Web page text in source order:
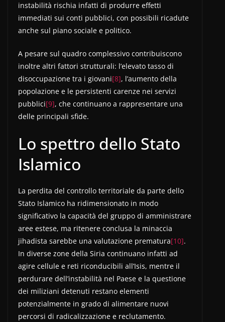
instabilità rischia infatti di produrre effetti
immediati sui conti pubblici, con possibili ricadute
anche sul piano sociale e politico.
A pesare sul quadro complessivo contribuiscono
inoltre altri fattori strutturali: l’elevato tasso di
disoccupazione tra i giovani[8], l’aumento della
popolazione e le persistenti carenze nei servizi
pubblici[9], che continuano a rappresentare una
delle principali sfide.
Lo spettro dello Stato
Islamico
La perdita del controllo territoriale da parte dello
Stato Islamico ha ridimensionato in modo
significativo la capacità del gruppo di amministrare
aree estese, ma ritenere conclusa la minaccia
jihadista sarebbe una valutazione prematura[10].
In diverse zone della Siria continuano infatti ad
agire cellule e reti riconducibili all’Isis, mentre il
perdurare dell’instabilità nel Paese e la questione
dei miliziani detenuti restano elementi
potenzialmente in grado di alimentare nuovi
percorsi di radicalizzazione e reclutamento.